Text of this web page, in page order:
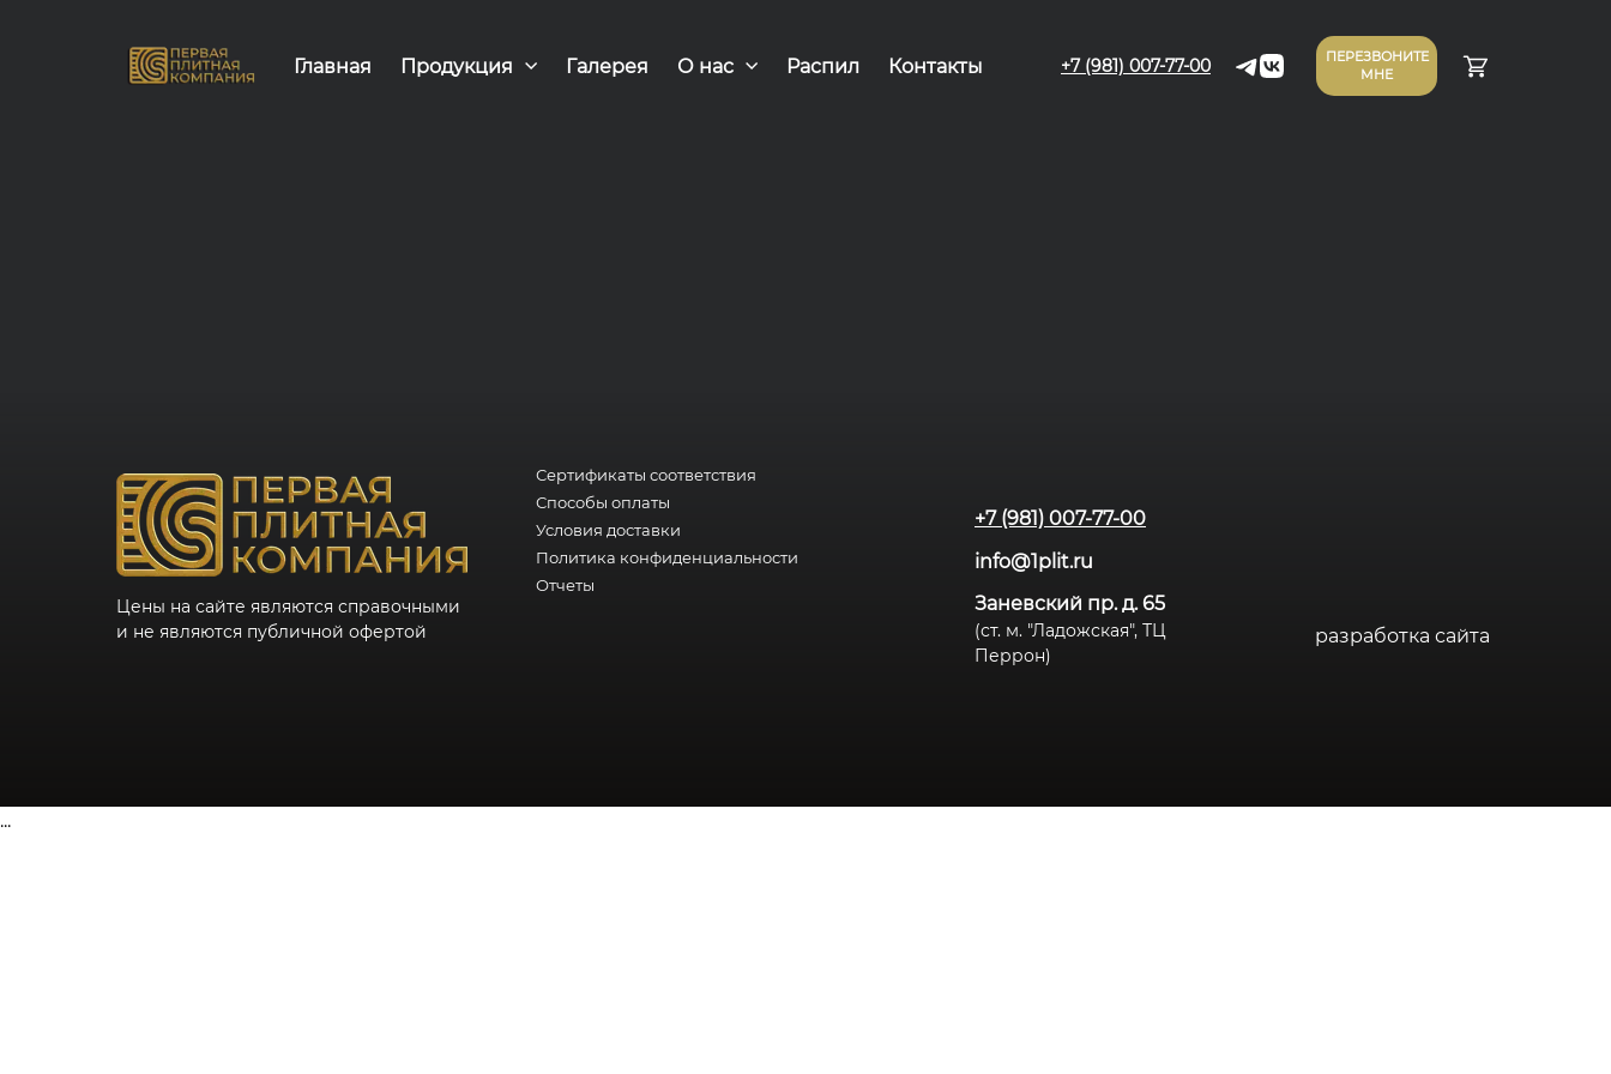
Главная Продукция Галерея О нас Распил Контакты +7 (981) 007-77-00
ПЕРЕЗВОНИТЕ
МНЕ
Цены на сайте являются справочными
и не являются публичной офертой
Сертификаты соответствия
Способы оплаты
Условия доставки
Политика конфиденциальности
Отчеты
+7 (981) 007-77-00
info@1plit.ru
Заневский пр. д. 65
(ст. м. "Ладожская", ТЦ
Перрон)
разработка сайта
...